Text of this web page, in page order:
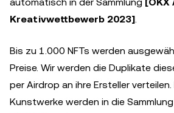
Kreativwettbewerb 2023].
Bis zu 1.000 NFTs werden
Preise. Wir werden die Duplikate
per Airdrop an ihre Ersteller
Kunstwerke werden in die Sammlung